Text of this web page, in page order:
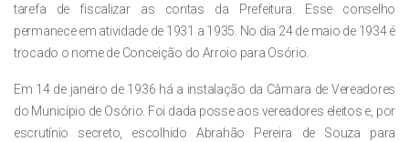
tarefa de fiscalizar as contas da Prefeitura. Esse conselho
permanece em atividade de 1931 a 1935. No dia 24 de maio de 1934 é
trocado o nome de Conceição do Arroio para Osório.
Em 14 de janeiro de 1936 há a instalação da Câmara de Vereadores
do Município de Osório. Foi dada posse aos vereadores eleitos e, por
escrutínio secreto, escolhido Abrahão Pereira de Souza para